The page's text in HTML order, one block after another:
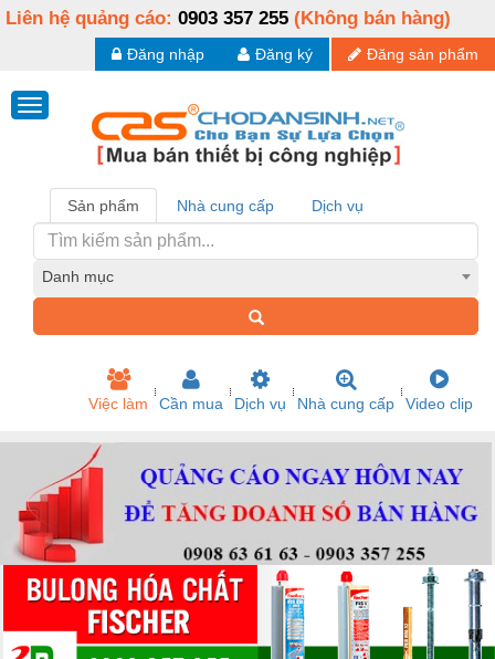
Liên hệ quảng cáo: 0903 357 255 (Không bán hàng)
Đăng sản phẩm
Đăng ký
Đăng nhập
Sản phẩm Nhà cung cấp Dịch vụ
Danh mục
Việc làm Cần mua Dịch vụ Nhà cung cấp Video clip